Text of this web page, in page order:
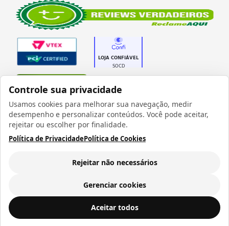
Controle sua privacidade
Usamos cookies para melhorar sua navegação, medir
desempenho e personalizar conteúdos. Você pode aceitar,
rejeitar ou escolher por finalidade.
Política de PrivacidadePolítica de Cookies
Rejeitar não necessários
Gerenciar cookies
Aceitar todos
Garrafa Térmica para DTF-UV com Parede Dupla Tampa Reta Preta Fosca - 500ml
R$ 56,99
Todos os direitos reservados 1999 - 2026 | CRIDON
Rua Bresser, 736 - Brás - São Paulo/SP - socd@socd.com.br